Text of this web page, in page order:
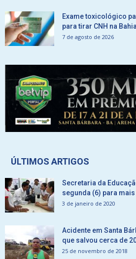
Exame toxicológico
para tirar CNH na Bahia
7 de agosto de 2026
ÚLTIMOS ARTIGOS
Secretaria da
segunda (6) para mais
3 de janeiro de 2020
Acidente em Santa
que salvou cerca de
25 de novembro de 2018